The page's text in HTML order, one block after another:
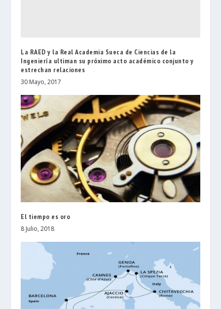
La RAED y la Real Academia Sueca de Ciencias de la
Ingeniería ultiman su próximo acto académico conjunto y
estrechan relaciones
30 Mayo, 2017
El tiempo es oro
8 Julio, 2018